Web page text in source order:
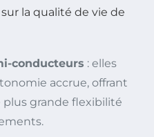
la qualité de vie de
conducteurs : elles
accrue, offrant
grande flexibilité